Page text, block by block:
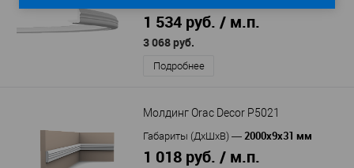
1 534 руб. / м.п.
3 068 руб.
Подробнее
Молдинг Orac Decor P5021
Габариты (ДхШхВ) — 2000х9х31 мм
1 018 руб. / м.п.